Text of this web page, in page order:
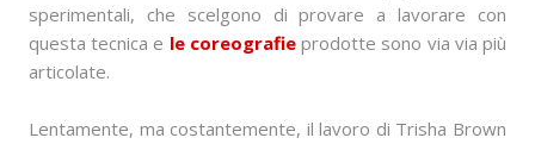
sperimentali, che scelgono di provare a lavorare con
questa tecnica e le coreografieprodotte sono via via più
articolate.
Lentamente, ma costantemente, il lavoro di Trisha Brown